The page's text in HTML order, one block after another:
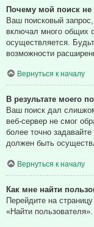
Почему мой поиск не
Ваш поисковый
включал много общих
осуществляется.
возможности
Вернуться к началу
В результате моего
Ваш поиск дал
веб-сервер не смог
более точно
должен быть
Вернуться к началу
Как мне найти
Перейдите на
«Найти пользователя».